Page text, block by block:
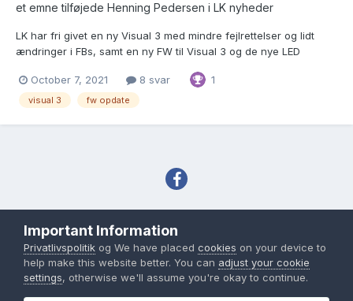
et emne tilføjede Henning Pedersen i LK nyheder
LK har fri givet en ny Visual 3 med mindre fejlrettelser og lidt
ændringer i FBs, samt en ny FW til Visual 3 og de nye LED
October 7, 2021
8 svar 1
visual 3 fw opdate
Copyright IHC-User.dk 2007-2026
Powered by Invision Community
Important Information
Privatlivspolitik og We have placed cookies on your device to
help make this website better. You can adjust your cookie
settings, otherwise we'll assume you're okay to continue.